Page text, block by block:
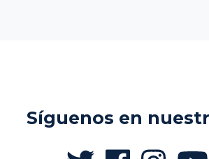
Síguenos en